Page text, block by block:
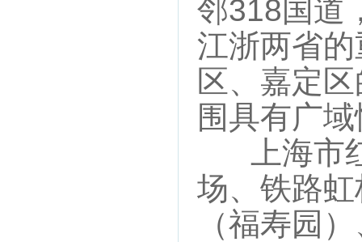
邻318国道
江浙两省
区、嘉定
围具有广
上海市红
场、铁路
（福寿园